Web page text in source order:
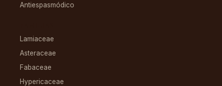
Antiespasmódico
Lamiaceae
Asteraceae
Fabaceae
Hypericaceae